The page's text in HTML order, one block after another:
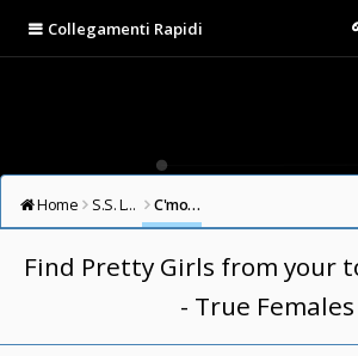
Collegamenti Rapidi
Home S.S. LAZIO FORUM C'mon Guys (English/Other Languages Forum)
Find Pretty Girls from your
- True Females